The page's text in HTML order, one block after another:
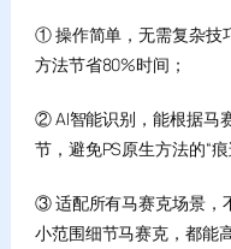
① 操作简单，无需复杂技
方法节省80%时间；
② AI智能识别，能根据马
节，避免PS原生方法的“痕
③ 适配所有马赛克场景，
小范围细节马赛克，都能